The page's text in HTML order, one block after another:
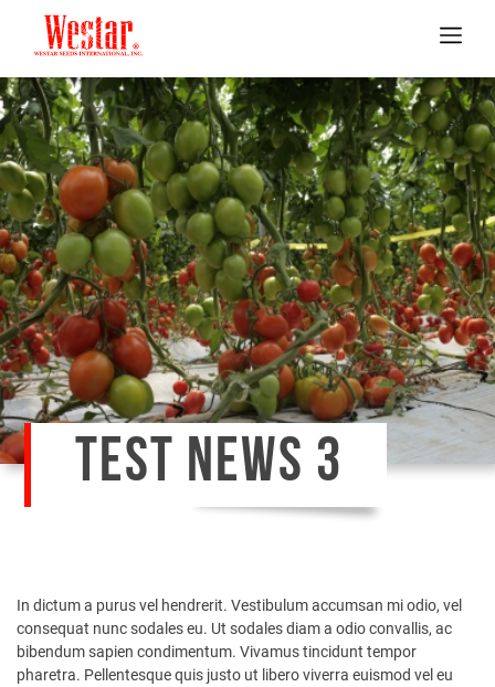
TEST NEWS 3
In dictum a purus vel hendrerit. Vestibulum accumsan mi odio, vel
consequat nunc sodales eu. Ut sodales diam a odio convallis, ac
bibendum sapien condimentum. Vivamus tincidunt tempor
pharetra. Pellentesque quis justo ut libero viverra euismod vel eu